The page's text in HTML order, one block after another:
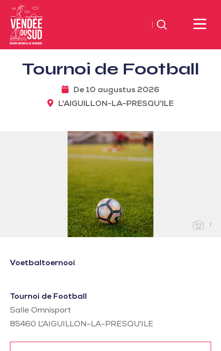
Sud
Vendée
ToerismeVVV-
Zoeken
Tournoi de Football
De 10 augustus 2026
L'AIGUILLON-LA-PRESQU'ILE
1
Voetbaltoernooi
Tournoi de Football
Salle Omnisport
85460 L'AIGUILLON-LA-PRESQU'ILE